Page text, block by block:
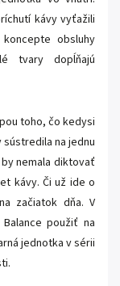
kávy vyťažili
obsluhy
tvary dopĺňajú
toho, čo kedysi
sústredila na jednu
nemala diktovať
kávy. Či už ide o
začiatok dňa. V
použiť na
jednotka v sérii